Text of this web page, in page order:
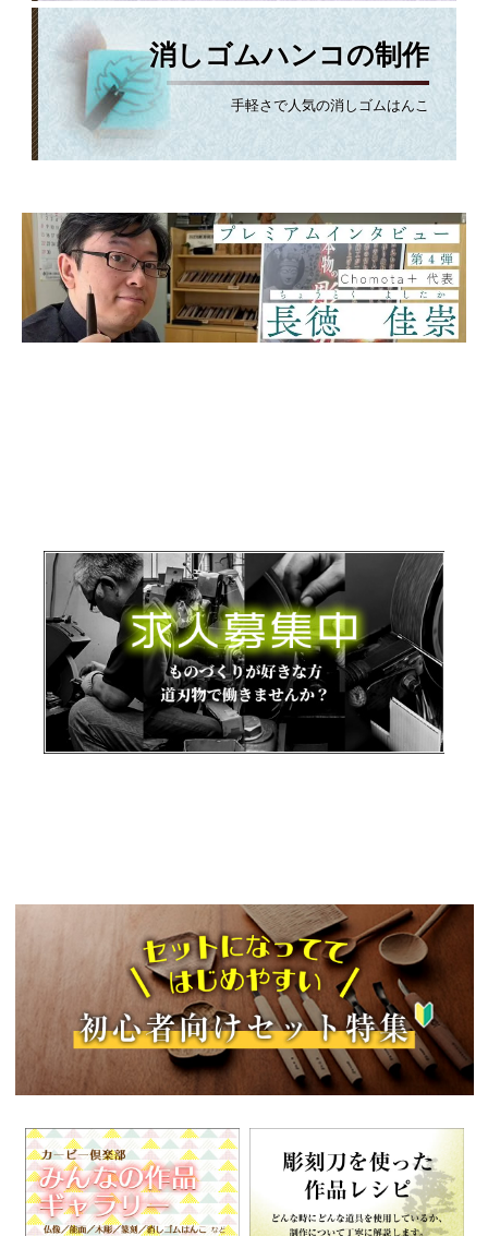
消しゴムハンコの制作
手軽さで人気の消しゴムはんこ